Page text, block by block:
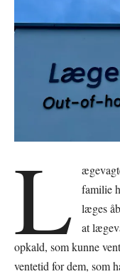
L
familie
læges
at
opkald, som kunne
ventetid for dem, som